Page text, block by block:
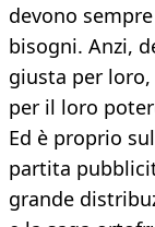
devono
bisogni. Anzi,
giusta per
per il loro
Ed è proprio
partita
grande